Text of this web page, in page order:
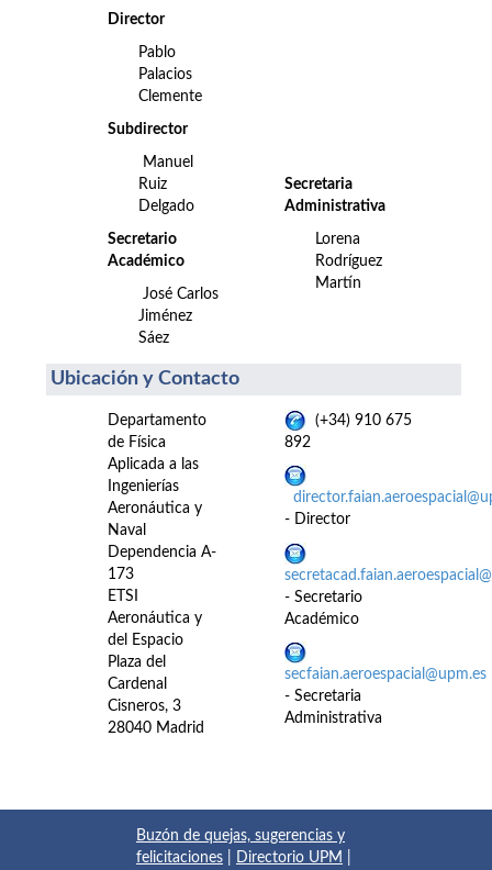
Director
Pablo
Palacios
Clemente
Subdirector
Manuel
Ruiz
Delgado
Secretario
Académico
José Carlos
Jiménez
Sáez
Secretaria
Administrativa
Lorena
Rodríguez
Martín
Ubicación y Contacto
Departamento
de Física
Aplicada a las
Ingenierías
Aeronáutica y
Naval
Dependencia A-
173
ETSI
Aeronáutica y
del Espacio
Plaza del
Cardenal
Cisneros, 3
28040 Madrid
(+34) 910 675
892
- Director
- Secretario
Académico
secfaian.aeroespacial@upm.es
- Secretaria
Administrativa
Buzón de quejas, sugerencias y
felicitaciones
Directorio UPM